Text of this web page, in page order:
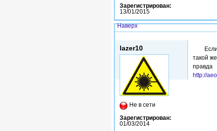
Зарегистрирован:
13/01/2015
Наверх
lazer10
Не в сети
Зарегистрирован:
01/03/2014
такой
http://